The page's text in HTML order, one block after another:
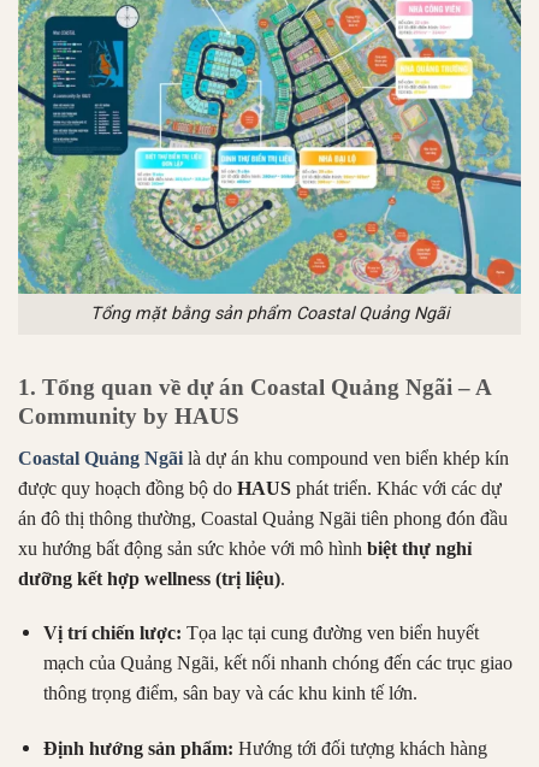
Tổng mặt bằng sản phẩm Coastal Quảng Ngãi
1. Tổng quan về dự án Coastal Quảng Ngãi – A
Community by HAUS
Coastal Quảng Ngãi là dự án khu compound ven biển khép kín
được quy hoạch đồng bộ do HAUS phát triển. Khác với các dự
án đô thị thông thường, Coastal Quảng Ngãi tiên phong đón đầu
xu hướng bất động sản sức khỏe với mô hình biệt thự nghỉ
dưỡng kết hợp wellness (trị liệu).
Vị trí chiến lược: Tọa lạc tại cung đường ven biển huyết
mạch của Quảng Ngãi, kết nối nhanh chóng đến các trục giao
thông trọng điểm, sân bay và các khu kinh tế lớn.
Định hướng sản phẩm: Hướng tới đối tượng khách hàng